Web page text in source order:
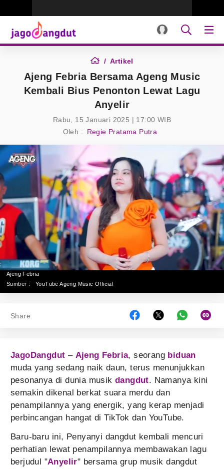
Artikel
Ajeng Febria Bersama Ageng Music
Kembali Bius Penonton Lewat Lagu
Anyelir
Rabu, 15 Januari 2025 | 17:00 WIB
Oleh :
Regie Pratama Putra
Ajeng Febria
Sumber :
YouTube Ageng Music Official
Share
JagoDangdut – Ajeng Febria, seorang biduan
muda yang sedang naik daun, terus menunjukkan
pesonanya di dunia musik dangdut. Namanya kini
semakin dikenal berkat suara merdu dan
penampilannya yang energik, yang kerap menjadi
perbincangan hangat di TikTok dan YouTube.
Baru-baru ini, Penyanyi dangdut kembali mencuri
perhatian lewat penampilannya membawakan lagu
berjudul "Anyelir" bersama grup musik dangdut